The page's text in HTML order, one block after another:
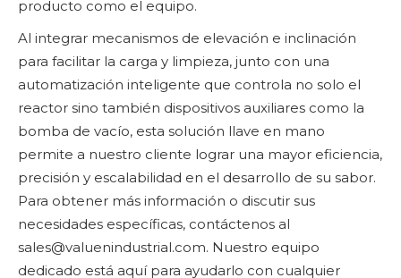
producto como el equipo.
Al integrar mecanismos de elevación e inclinación
para facilitar la carga y limpieza, junto con una
automatización inteligente que controla no solo el
reactor sino también dispositivos auxiliares como la
bomba de vacío, esta solución llave en mano
permite a nuestro cliente lograr una mayor eficiencia,
precisión y escalabilidad en el desarrollo de su sabor.
Para obtener más información o discutir sus
necesidades específicas, contáctenos al
sales@valuenindustrial.com. Nuestro equipo
dedicado está aquí para ayudarlo con cualquier